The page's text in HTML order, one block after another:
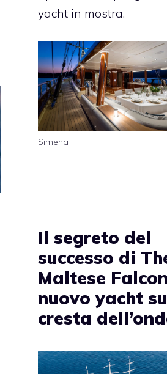
yacht in mostra.
Simena
Il segreto del
successo di
Maltese
nuovo yacht
cresta